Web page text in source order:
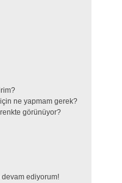
ne yapmam gerek?
renkte görünüyor?
devam ediyorum!